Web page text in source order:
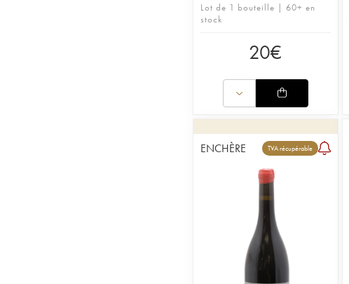
Lot de 1 bouteille | 60+ en
stock
20€
ENCHÈRE TVA récupérable